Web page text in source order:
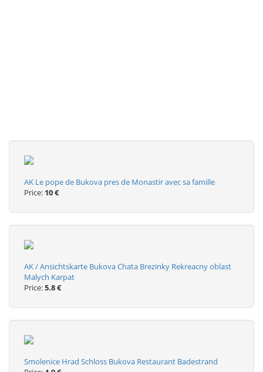
AK Le pope de Bukova pres de Monastir avec sa famille
Price: 10 €
AK / Ansichtskarte Bukova Chata Brezinky Rekreacny oblast
Malych Karpat
Price:5.8 €
Smolenice Hrad Schloss Bukova Restaurant Badestrand